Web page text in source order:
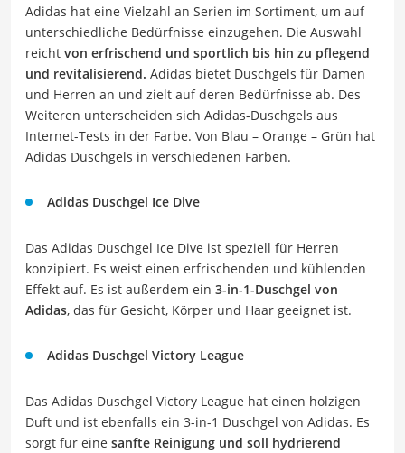
Adidas hat eine Vielzahl an Serien im Sortiment, um auf
unterschiedliche Bedürfnisse einzugehen. Die Auswahl
reicht von erfrischend und sportlich bis hin zu pflegend
und revitalisierend. Adidas bietet Duschgels für Damen
und Herren an und zielt auf deren Bedürfnisse ab. Des
Weiteren unterscheiden sich Adidas-Duschgels aus
Internet-Tests in der Farbe. Von Blau – Orange – Grün hat
Adidas Duschgels in verschiedenen Farben.
Adidas Duschgel Ice Dive
Das Adidas Duschgel Ice Dive ist speziell für Herren
konzipiert. Es weist einen erfrischenden und kühlenden
Effekt auf. Es ist außerdem ein 3-in-1-Duschgel von
Adidas, das für Gesicht, Körper und Haar geeignet ist.
Adidas Duschgel Victory League
Das Adidas Duschgel Victory League hat einen holzigen
Duft und ist ebenfalls ein 3-in-1 Duschgel von Adidas. Es
sorgt für eine sanfte Reinigung und soll hydrierend